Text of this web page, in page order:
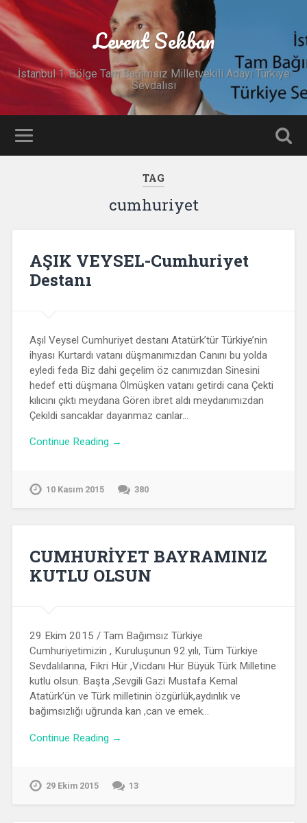
Levent Sekban
İstanbul 1. Bölge Tam Bağımsız Milletvekili Adayı Türkiye
Sevdalısı
TAG
cumhuriyet
AŞIK VEYSEL-Cumhuriyet
Destanı
Aşıl Veysel Cumhuriyet destanı Atatürk’tür Türkiye’nin
ihyası Kurtardı vatanı düşmanımızdan Canını bu yolda
eyledi feda Biz dahi geçelim öz canımızdan Sinesini
hedef etti düşmana Ölmüşken vatanı getirdi cana Çekti
kılıcını çıktı meydana Gören ibret aldı meydanımızdan
Çekildi sancaklar dayanmaz canlar…
Continue Reading →
10 Kasım 2015 380
CUMHURİYET BAYRAMINIZ
KUTLU OLSUN
29 Ekim 2015 / Tam Bağımsız Türkiye
Cumhuriyetimizin , Kuruluşunun 92.yılı, Tüm Türkiye
Sevdalılarına, Fikri Hür ,Vicdanı Hür Büyük Türk Milletine
kutlu olsun. Başta ,Sevgili Gazi Mustafa Kemal
Atatürk’ün ve Türk milletinin özgürlük,aydınlık ve
bağımsızlığı uğrunda kan ,can ve emek…
Continue Reading →
29 Ekim 2015 13